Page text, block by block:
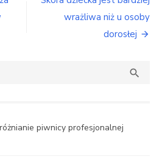
wrażliwa niż u osoby
dorosłej

piwnicy profesjonalnej